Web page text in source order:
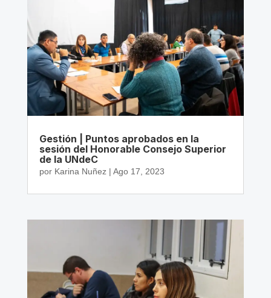
Gestión | Puntos aprobados en la
sesión del Honorable Consejo Superior
de la UNdeC
por Karina Nuñez| Ago 17, 2023